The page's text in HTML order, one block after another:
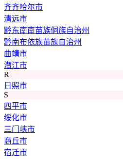
齐齐哈尔市
清远市
黔东南南苗族侗族自治州
黔南布依族苗族自治州
曲靖市
潜江市
R
日照市
S
四平市
绥化市
三门峡市
商丘市
宿迁市